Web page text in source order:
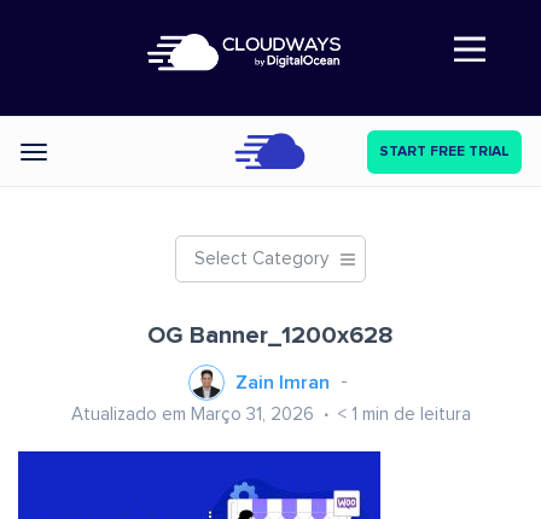
Abre a navegação
Categories START FREE TRIAL
Select Category
OG Banner_1200x628
Zain Imran
Atualizado em Março 31, 2026 < 1 min de leitura